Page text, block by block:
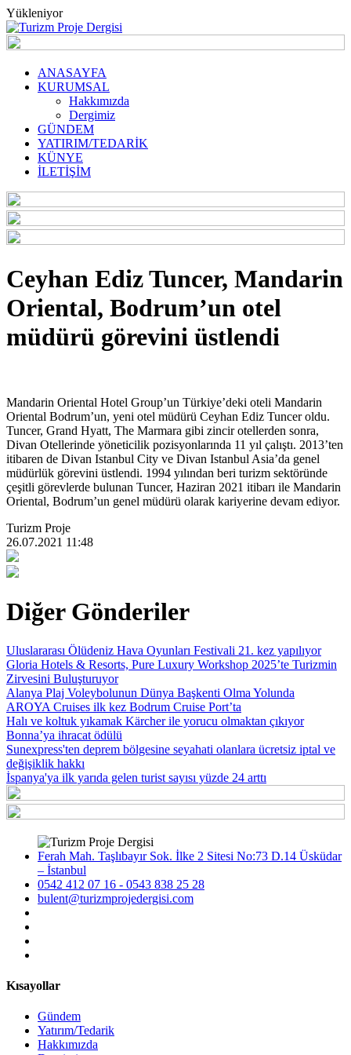
Yükleniyor
ANASAYFA
KURUMSAL
Hakkımızda
Dergimiz
GÜNDEM
YATIRIM/TEDARİK
KÜNYE
İLETİŞİM
Ceyhan Ediz Tuncer, Mandarin
Oriental, Bodrum’un otel
müdürü görevini üstlendi
Mandarin Oriental Hotel Group’un Türkiye’deki oteli Mandarin
Oriental Bodrum’un, yeni otel müdürü Ceyhan Ediz Tuncer oldu.
Tuncer, Grand Hyatt, The Marmara gibi zincir otellerden sonra,
Divan Otellerinde yöneticilik pozisyonlarında 11 yıl çalıştı. 2013’ten
itibaren de Divan Istanbul City ve Divan Istanbul Asia’da genel
müdürlük görevini üstlendi. 1994 yılından beri turizm sektöründe
çeşitli görevlerde bulunan Tuncer, Haziran 2021 itibarı ile Mandarin
Oriental, Bodrum’un genel müdürü olarak kariyerine devam ediyor.
Turizm Proje
26.07.2021 11:48
Diğer Gönderiler
Uluslararası Ölüdeniz Hava Oyunları Festivali 21. kez yapılıyor
Gloria Hotels & Resorts, Pure Luxury Workshop 2025’te Turizmin
Zirvesini Buluşturuyor
Alanya Plaj Voleybolunun Dünya Başkenti Olma Yolunda
AROYA Cruises ilk kez Bodrum Cruise Port’ta
Halı ve koltuk yıkamak Kärcher ile yorucu olmaktan çıkıyor
Bonna’ya ihracat ödülü
Sunexpress'ten deprem bölgesine seyahati olanlara ücretsiz iptal ve
değişiklik hakkı
İspanya'ya ilk yarıda gelen turist sayısı yüzde 24 arttı
Ferah Mah. Taşlıbayır Sok. İlke 2 Sitesi No:73 D.14 Üsküdar
– İstanbul
0542 412 07 16 - 0543 838 25 28
bulent@turizmprojedergisi.com
Kısayollar
Gündem
Yatırım/Tedarik
Hakkımızda